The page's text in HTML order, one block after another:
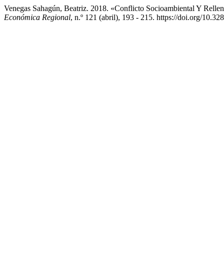
Venegas Sahagún, Beatriz. 2018. «Conflicto Socioambiental Y
Económica Regional, n.º 121 (abril), 193 - 215. https://doi.org/